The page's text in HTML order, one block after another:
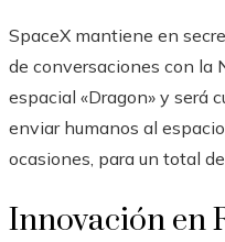
SpaceX mantiene en
de conversaciones con la
espacial «Dragon» y será
enviar humanos al
ocasiones, para un total
Innovación en